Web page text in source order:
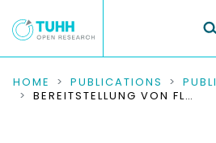
COMMUNITIES & COLLECTIONS
HOME PUBLICATIONS
BEREITSTELLUNG VON FLEXIBILITÄT DURCH AM STROMMARKT ORIENTIERT BETRIEBENE HEIZPATRONEN IN ENDKUNDENHEIZSYSTEMEN: KONZEPTENTWICKLUNG, -DEMONSTRATION UND -BEWERTUNG